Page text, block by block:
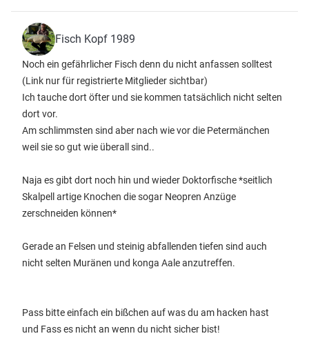
Fisch Kopf 1989
Noch ein gefährlicher Fisch denn du nicht anfassen solltest
(Link nur für registrierte Mitglieder sichtbar)
Ich tauche dort öfter und sie kommen tatsächlich nicht selten
dort vor.
Am schlimmsten sind aber nach wie vor die Petermänchen
weil sie so gut wie überall sind..
Naja es gibt dort noch hin und wieder Doktorfische *seitlich
Skalpell artige Knochen die sogar Neopren Anzüge
zerschneiden können*
Gerade an Felsen und steinig abfallenden tiefen sind auch
nicht selten Muränen und konga Aale anzutreffen.
Pass bitte einfach ein bißchen auf was du am hacken hast
und Fass es nicht an wenn du nicht sicher bist!